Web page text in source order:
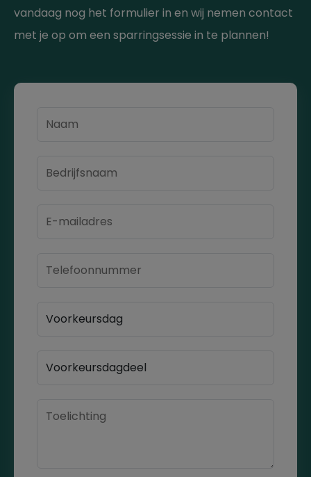
vandaag nog het formulier in en wij nemen contact
met je op om een sparringsessie in te plannen!